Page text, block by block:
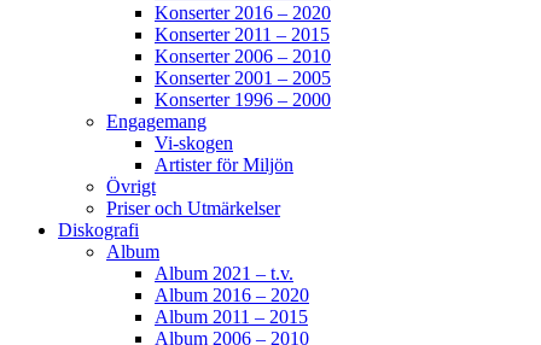
Konserter 2016 – 2020
Konserter 2011 – 2015
Konserter 2006 – 2010
Konserter 2001 – 2005
Konserter 1996 – 2000
Engagemang
Vi-skogen
Artister för Miljön
Övrigt
Priser och Utmärkelser
Diskografi
Album
Album 2021 – t.v.
Album 2016 – 2020
Album 2011 – 2015
Album 2006 – 2010